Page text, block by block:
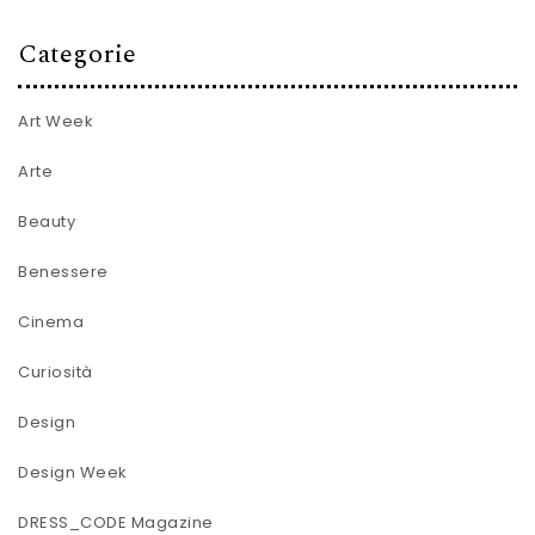
Categorie
Art Week
Arte
Beauty
Benessere
Cinema
Curiosità
Design
Design Week
DRESS_CODE Magazine